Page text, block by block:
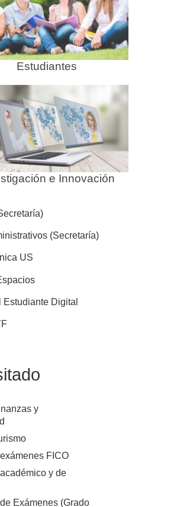
Estudiantes
e Innovación
(Secretaría)
US
Estudiante Digital
y
FICO
y de
Exámenes (Grado